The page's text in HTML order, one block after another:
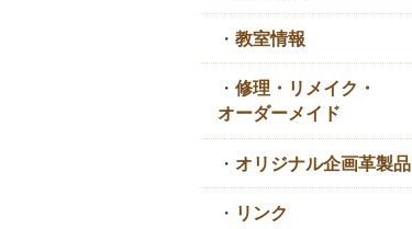
・ 教室情報
・ 修理・リメイク・
オーダーメイド
・ オリジナル企画革製品
・ リンク